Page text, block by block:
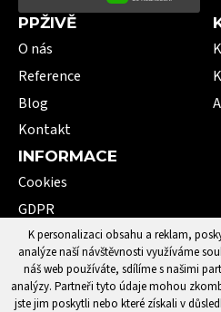
K personalizaci obsahu a reklam,
analýze naší návštěvnosti využíváme
náš web používáte, sdílíme s našimi
analýzy. Partneři tyto údaje mohou
jste jim poskytli nebo které získali v
PPŽIVĚ
O nás
Reference
Blog
Kontakt
INFORMACE
Cookies
GDPR
VOP
101 pojmů první pomoci